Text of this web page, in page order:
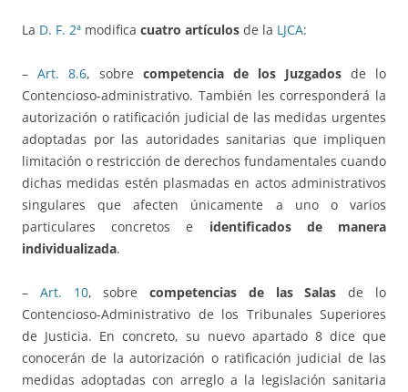
La D. F. 2ª modifica cuatro artículos de la LJCA:
– Art. 8.6, sobre competencia de los Juzgados de lo
Contencioso-administrativo. También les corresponderá la
autorización o ratificación judicial de las medidas urgentes
adoptadas por las autoridades sanitarias que impliquen
limitación o restricción de derechos fundamentales cuando
dichas medidas estén plasmadas en actos administrativos
singulares que afecten únicamente a uno o varios
particulares concretos e identificados de manera
individualizada.
– Art. 10, sobrecompetencias de las Salas de lo
Contencioso-Administrativo de los Tribunales Superiores
de Justicia. En concreto, su nuevo apartado 8 dice que
conocerán de la autorización o ratificación judicial de las
medidas adoptadas con arreglo a la legislación sanitaria